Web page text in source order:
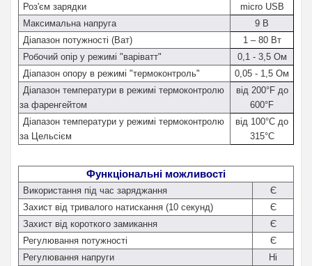
Роз'єм зарядки
micro USB
Максимальна напруга
9 В
Діапазон потужності (Ват)
1 – 80 Вт
Робочий опір у режимі "варіватт"
0,1 - 3,5 Ом
Діапазон опору в режимі "термоконтроль"
0,05 - 1,5 Ом
Діапазон температури в режимі термоконтролю
за фаренгейтом
від 200°F до
600°F
Діапазон температури у режимі термоконтролю
за Цельсієм
від 100°C до
315°C
Функціональні можливості
Використання під час заряджання
Є
Захист від тривалого натискання (10 секунд)
Є
Захист від короткого замикання
Є
Регулювання потужності
Є
Регулювання напруги
Ні